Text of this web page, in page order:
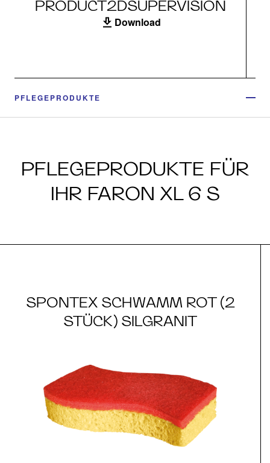
PRODUCT2DSUPERVISION
Download
PFLEGEPRODUKTE
PFLEGEPRODUKTE FÜR
IHR FARON XL 6 S
SPONTEX SCHWAMM ROT (2
STÜCK) SILGRANIT